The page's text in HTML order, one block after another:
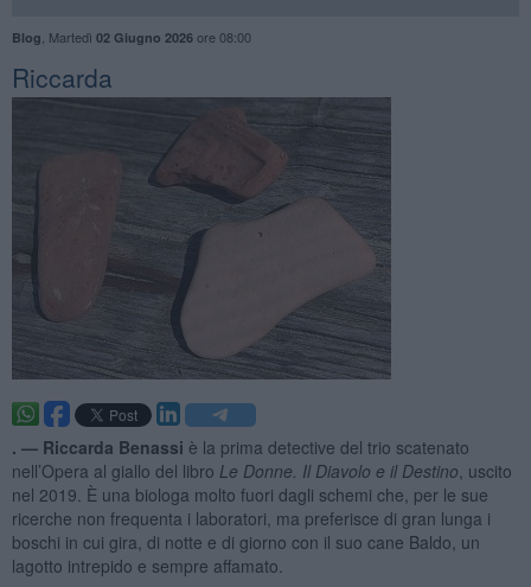
Blog Martedì 02 Giugno 2026ore 08:00
Riccarda
. — Riccarda Benassi è la prima detective del trio scatenato
nell’Opera al giallo del libro Le Donne. Il Diavolo e il Destino , uscito
nel 2019. È una biologa molto fuori dagli schemi che, per le sue
ricerche non frequenta i laboratori, ma preferisce di gran lunga i
boschi in cui gira, di notte e di giorno con il suo cane Baldo, un
lagotto intrepido e sempre affamato.